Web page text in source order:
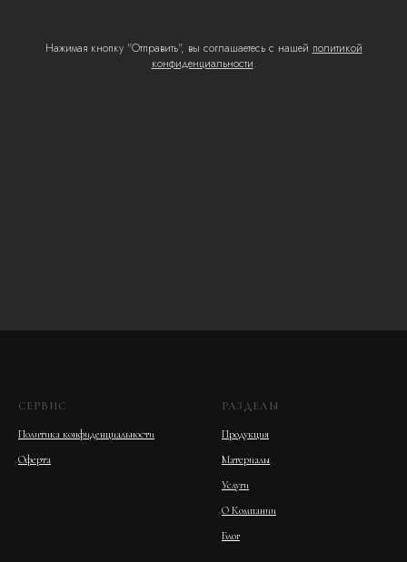
Нажимая кнопку "Отправить", вы соглашаетесь с нашей политикой
конфиденциальности.
СЕРВИС
Политика конфиденциальности
Оферта
РАЗДЕЛЫ
Продукция
Материалы
Услуги
О Компании
Блог